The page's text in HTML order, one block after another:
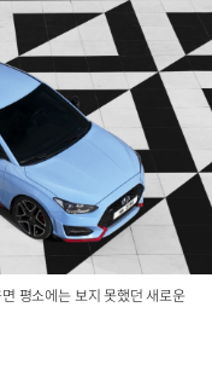
평소에는 보지 못했던 새로운